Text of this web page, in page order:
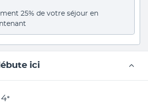
25% de votre séjour en
ici
4*